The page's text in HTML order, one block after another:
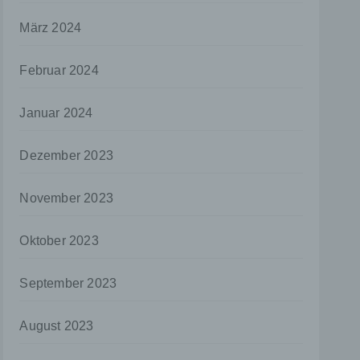
März 2024
Februar 2024
Januar 2024
Dezember 2023
November 2023
Oktober 2023
September 2023
August 2023
kann